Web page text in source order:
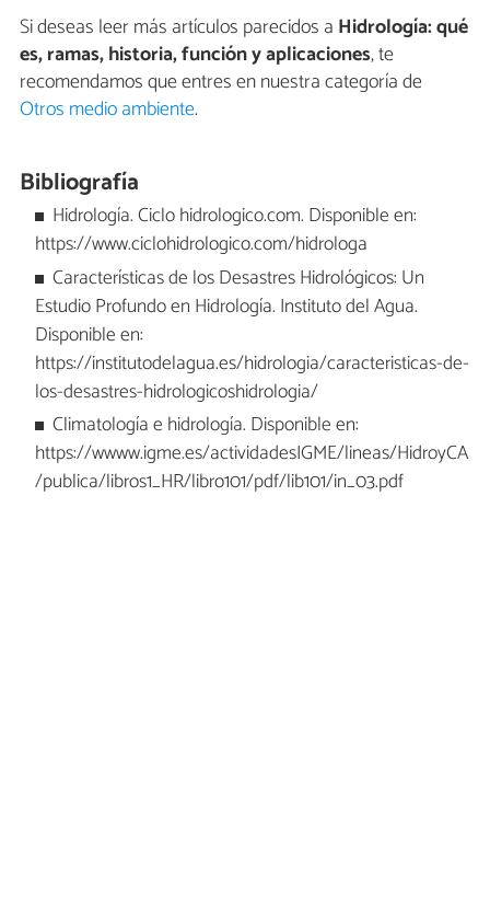
Si deseas leer más artículos parecidos a Hidrología: qué
es, ramas, historia, función y aplicaciones, te
recomendamos que entres en nuestra categoría de
Otros medio ambiente.
Bibliografía
Hidrología. Ciclo hidrologico.com. Disponible en:
https://www.ciclohidrologico.com/hidrologa
Características de los Desastres Hidrológicos: Un
Estudio Profundo en Hidrología. Instituto del Agua.
Disponible en:
https://institutodelagua.es/hidrologia/caracteristicas-de-
los-desastres-hidrologicoshidrologia/
Climatología e hidrología. Disponible en:
https://wwww.igme.es/actividadesIGME/lineas/HidroyCA
/publica/libros1_HR/libro101/pdf/lib101/in_03.pdf